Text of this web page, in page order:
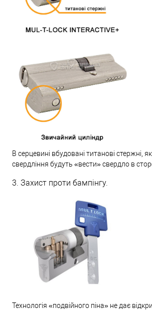
В серцевині вбудовані титанові стержні,
свердління будуть «вести» свердло в
3. Захист проти бампінгу.
Технологія «подвійного піна» не дає